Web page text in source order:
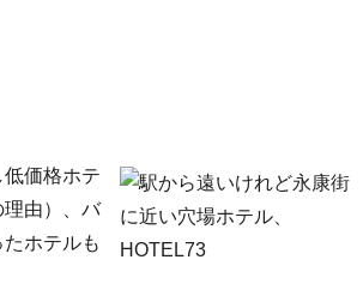
価格ホテ
由）、バ
ホテルも